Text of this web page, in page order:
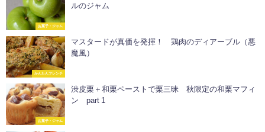
お菓子・ジャム
ルのジャム
かんたんフレンチ
マスタードが真価を発揮！ 鶏肉のディアーブル（悪
魔風）
お菓子・ジャム
渋皮栗＋和栗ペーストで栗三昧 秋限定の和栗マフィ
ン part 1